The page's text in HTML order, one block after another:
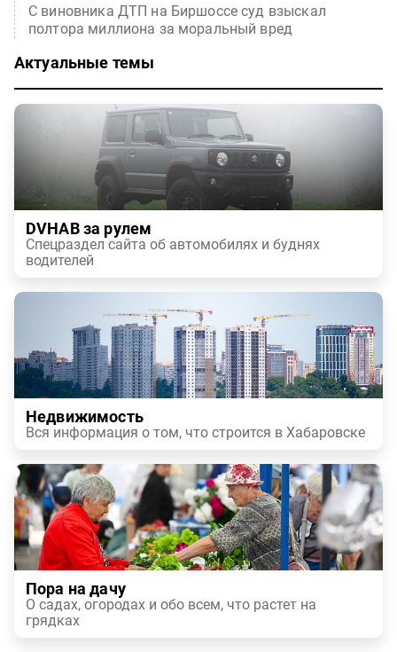
С виновника ДТП на Биршоссе суд взыскал
полтора миллиона за моральный вред
Актуальные темы
DVHAB за рулем
Спецраздел сайта об автомобилях и буднях
водителей
Недвижимость
Вся информация о том, что строится в Хабаровске
Пора на дачу
О садах, огородах и обо всем, что растет на
грядках